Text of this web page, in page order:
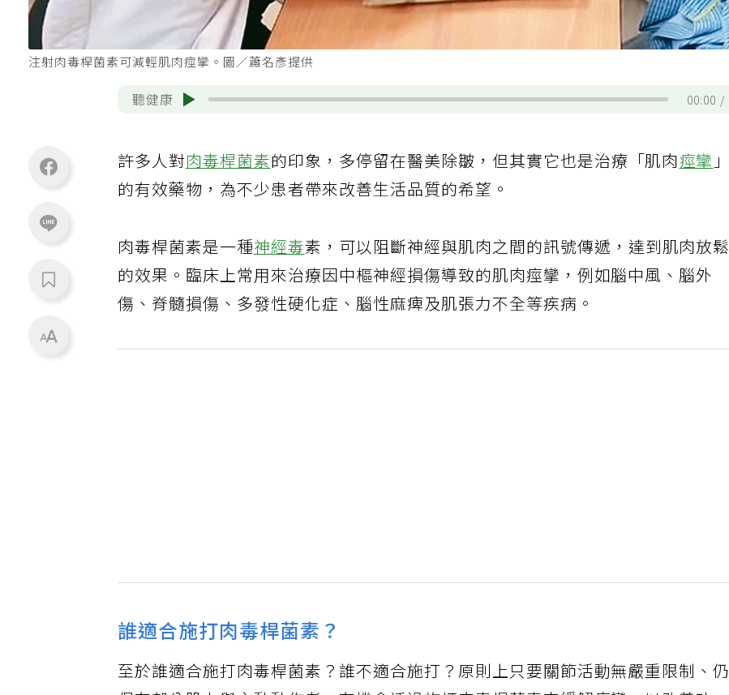
注射肉毒桿菌素可減輕肌肉痙攣。圖／蕭名彥提供
聽健康 00:00
許多人對肉毒桿菌素的印象，多停留在醫美除皺，但其實它也是治療「肌肉痙攣」
的有效藥物，為不少患者帶來改善生活品質的希望。
肉毒桿菌素是一種神經毒素，可以阻斷神經與肌肉之間的訊號傳遞，達到肌肉放鬆
的效果。臨床上常用來治療因中樞神經損傷導致的肌肉痙攣，例如腦中風、腦外
傷、脊髓損傷、多發性硬化症、腦性麻痺及肌張力不全等疾病。
誰適合施打肉毒桿菌素？
至於誰適合施打肉毒桿菌素？誰不適合施打？原則上只要關節活動無嚴重限制、仍